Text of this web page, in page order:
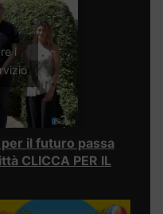
i
per il futuro passa
CLICCA PER IL